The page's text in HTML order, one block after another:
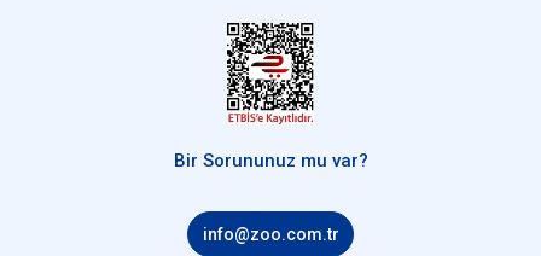
Bir Sorununuz mu var?
info@zoo.com.tr